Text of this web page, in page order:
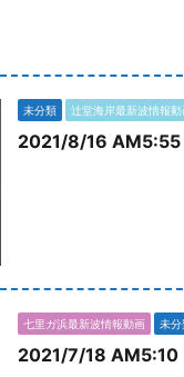
未分類 辻堂海岸最新波情報動
2021/8/16 AM5:55
七里ガ浜最新波情報動画 未分
2021/7/18 AM5:10